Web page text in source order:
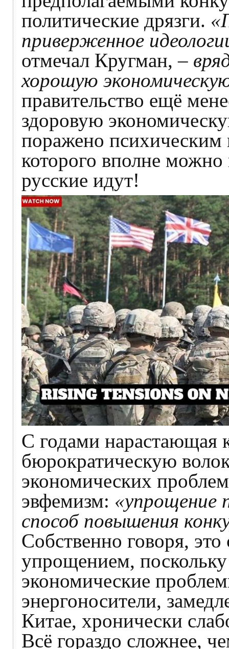
политические дрязги.
приверженное
отмечал Кругман,–
хорошую
правительство ещё
здоровую
поражено психическим
которого вполне можно
русские идут!
С годами нарастающая
бюрократическую
экономических
эвфемизм: «упрощение
способ повышения
Собственно говоря,
упрощением,
экономические
энергоносители,
Китае, хронически
Всё гораздо сложнее,